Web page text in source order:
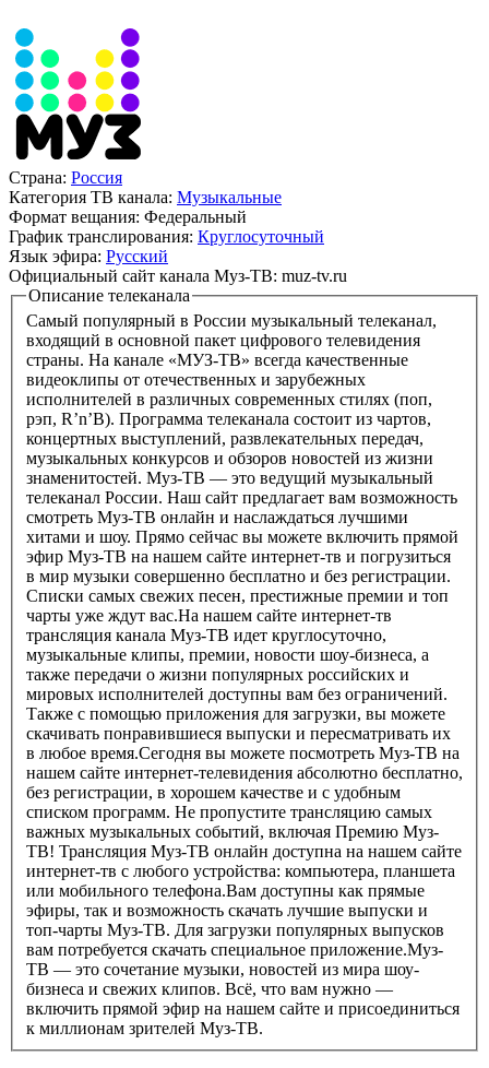
Страна: Россия
Категория ТВ канала: Музыкальные
Формат вещания: Федеральный
График транслирования: Круглосуточный
Язык эфира: Русский
Официальный сайт канала Муз-ТВ: muz-tv.ru
Описание телеканала
Самый популярный в России музыкальный телеканал,
входящий в основной пакет цифрового телевидения
страны. На канале «МУЗ-ТВ» всегда качественные
видеоклипы от отечественных и зарубежных
исполнителей в различных современных стилях (поп,
рэп, R’n’B). Программа телеканала состоит из чартов,
концертных выступлений, развлекательных передач,
музыкальных конкурсов и обзоров новостей из жизни
знаменитостей. Муз-ТВ — это ведущий музыкальный
телеканал России. Наш сайт предлагает вам возможность
смотреть Муз-ТВ онлайн и наслаждаться лучшими
хитами и шоу. Прямо сейчас вы можете включить прямой
эфир Муз-ТВ на нашем сайте интернет-тв и погрузиться
в мир музыки совершенно бесплатно и без регистрации.
Списки самых свежих песен, престижные премии и топ
чарты уже ждут вас.На нашем сайте интернет-тв
трансляция канала Муз-ТВ идет круглосуточно,
музыкальные клипы, премии, новости шоу-бизнеса, а
также передачи о жизни популярных российских и
мировых исполнителей доступны вам без ограничений.
Также с помощью приложения для загрузки, вы можете
скачивать понравившиеся выпуски и пересматривать их
в любое время.Сегодня вы можете посмотреть Муз-ТВ на
нашем сайте интернет-телевидения абсолютно бесплатно,
без регистрации, в хорошем качестве и с удобным
списком программ. Не пропустите трансляцию самых
важных музыкальных событий, включая Премию Муз-
ТВ! Трансляция Муз-ТВ онлайн доступна на нашем сайте
интернет-тв с любого устройства: компьютера, планшета
или мобильного телефона.Вам доступны как прямые
эфиры, так и возможность скачать лучшие выпуски и
топ-чарты Муз-ТВ. Для загрузки популярных выпусков
вам потребуется скачать специальное приложение.Муз-
ТВ — это сочетание музыки, новостей из мира шоу-
бизнеса и свежих клипов. Всё, что вам нужно —
включить прямой эфир на нашем сайте и присоединиться
к миллионам зрителей Муз-ТВ.